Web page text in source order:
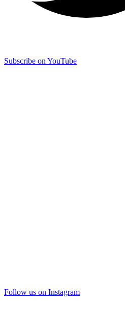
Subscribe on YouTube
Follow us on Instagram